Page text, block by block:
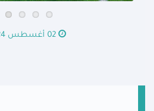
02 أغسطس 2024